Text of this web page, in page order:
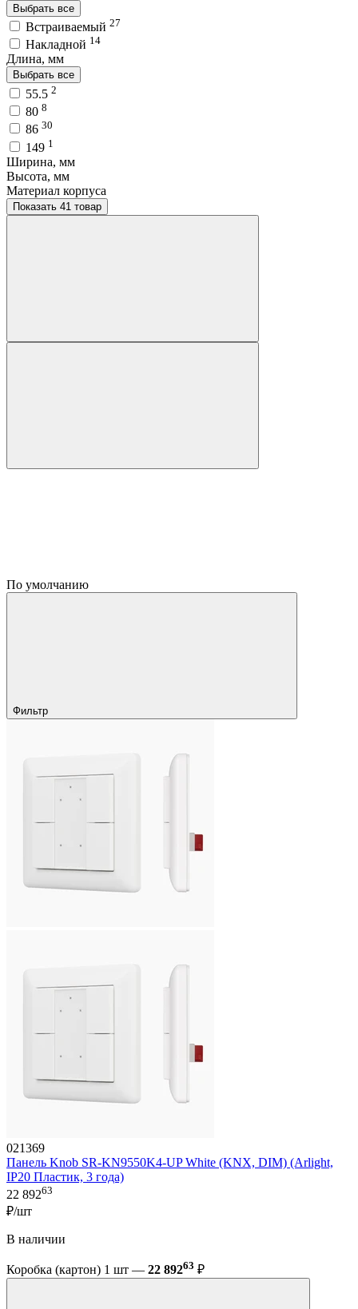
Выбрать все
Встраиваемый 27
Накладной 14
Длина, мм
Выбрать все
55.5 2
80 8
86 30
149 1
Ширина, мм
Высота, мм
Материал корпуса
Показать 41 товар
По умолчанию
Фильтр
021369
Панель Knob SR-KN9550K4-UP White (KNX, DIM) (Arlight,
IP20 Пластик, 3 года)
22 89263
₽/шт
В наличии
Коробка (картон) 1 шт — 22 89263 ₽